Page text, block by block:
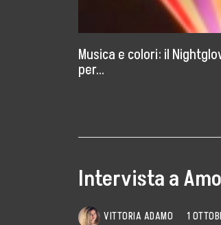
Musica e colori: il
per…
Intervista a
VITTORIA ADAMO 1